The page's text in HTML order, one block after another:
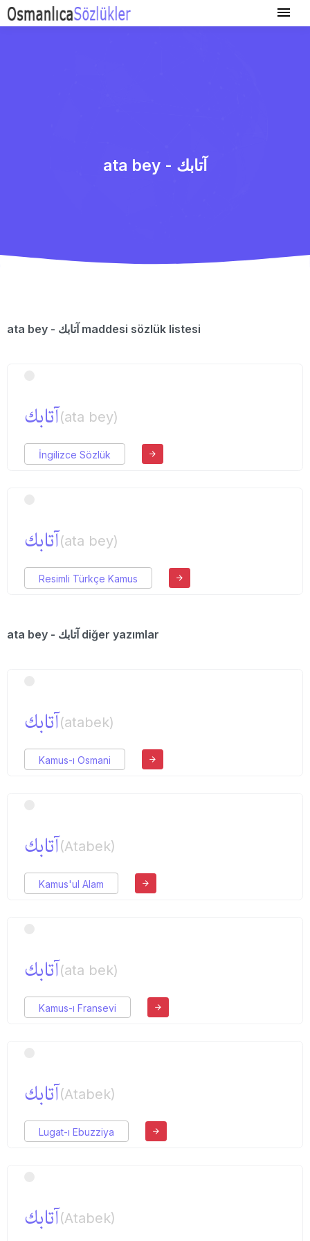
ata bey - آتابك
ata bey - آتابك maddesi sözlük listesi
آتابك(ata bey)
İngilizce Sözlük
آتابك(ata bey)
Resimli Türkçe Kamus
ata bey - آتابك diğer yazımlar
آتابك(atabek)
Kamus-ı Osmani
آتابك(Atabek)
Kamus'ul Alam
آتابك(ata bek)
Kamus-ı Fransevi
آتابك(Atabek)
Lugat-ı Ebuzziya
آتابك(Atabek)